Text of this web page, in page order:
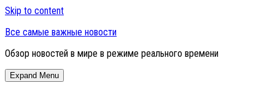
Skip to content
Все самые важные новости
Обзор новостей в мире в режиме реального времени
Expand Menu